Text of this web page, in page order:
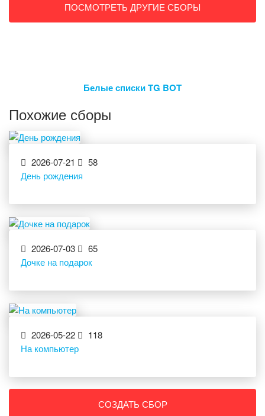
ПОСМОТРЕТЬ ДРУГИЕ СБОРЫ
Белые списки TG BOT
Похожие сборы
2026-07-21
58
День рождения
2026-07-03
65
Дочке на подарок
2026-05-22
118
На компьютер
СОЗДАТЬ СБОР